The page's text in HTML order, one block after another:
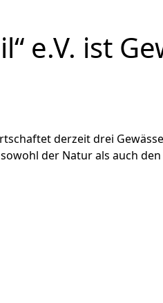
e.V. ist
derzeit drei
der Natur als auch